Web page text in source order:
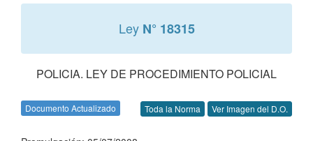
Ley N° 18315
POLICIA. LEY DE PROCEDIMIENTO POLICIAL
Documento Actualizado Toda la Norma Ver Imagen del D.O.